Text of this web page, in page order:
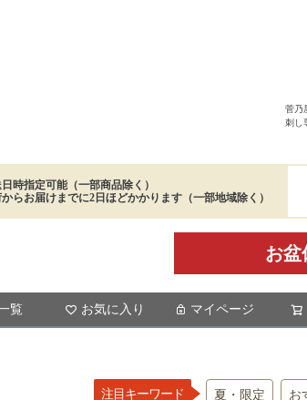
菅乃
刺し
時指定可能（一部商品除く）
らお届けまでに2日ほどかかります（一部地域除く）
お盆
覧 お気に入り マイページ
注目キーワード 夏・限定 お